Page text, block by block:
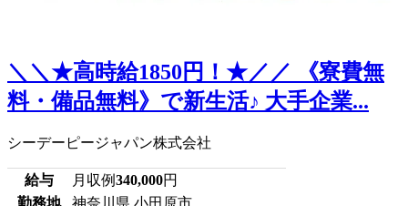
＼＼★高時給1850円！★／／ 《寮費無
料・備品無料》で新生活♪ 大手企業...
シーデーピージャパン株式会社
給与 月収例340,000円
勤務地
神奈川県 小田原市